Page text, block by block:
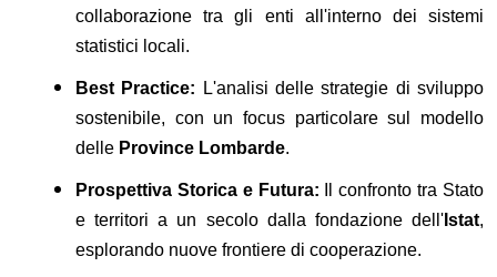
collaborazione tra gli enti all'interno dei sistemi
statistici locali.
Best Practice: L'analisi delle strategie di sviluppo
sostenibile, con un focus particolare sul modello
delle Province Lombarde.
Prospettiva Storica e Futura: Il confronto tra Stato
e territori a un secolo dalla fondazione dell' Istat,
esplorando nuove frontiere di cooperazione.